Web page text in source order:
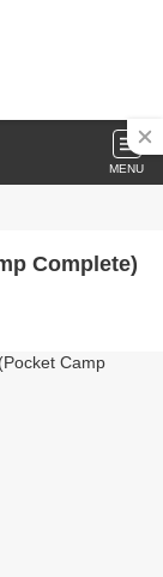
MENU
Complete)